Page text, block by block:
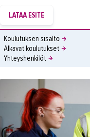
YHTEYSTIEDOT
IN ENGLISH
Koulutuksen sisältö
Alkavat koulutukset
Yhteyshenkilöt